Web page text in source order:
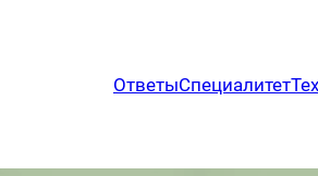
ОтветыСпециалитет